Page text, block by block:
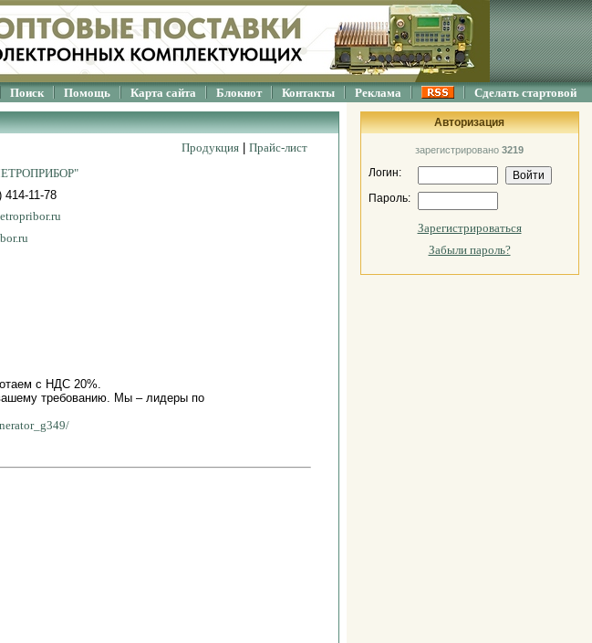
Поиск Помощь Карта сайта Блокнот Контакты Реклама Сделать стартовой
Продукция
Прайс-лист
414-11-78
с НДС 20%.
требованию. Мы – лидеры по
Авторизация
зарегистрировано 3219
Логин:
Пароль:
Зарегистрироваться
Забыли пароль?